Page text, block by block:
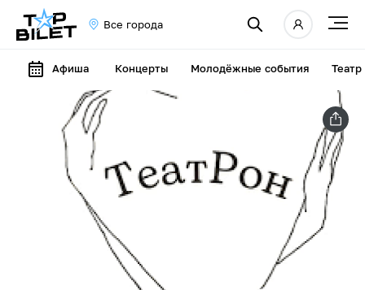
Все города
Афиша Концерты Молодёжные события Театр